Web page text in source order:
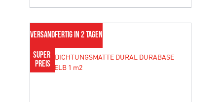
VERSANDFERTIG IN 2 TAGEN
SUPER
PREIS